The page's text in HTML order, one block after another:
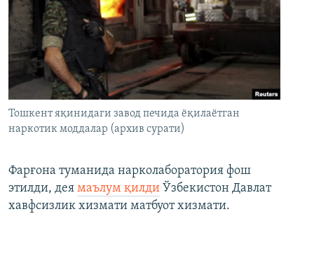
Тошкент яқинидаги завод печида ёқилаётган
наркотик моддалар (архив сурати)
Фарғона туманида нарколаборатория фош
этилди, дея маълум қилди Ўзбекистон Давлат
хавфсизлик хизмати матбуот хизмати.